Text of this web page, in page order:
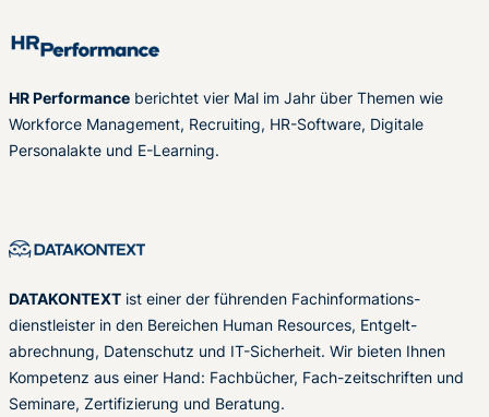
HR Performance berichtet vier Mal im Jahr über Themen wie
Workforce Management, Recruiting, HR-Software, Digitale
Personalakte und E-Learning.
DATAKONTEXT ist einer der führenden Fachinformations-
dienstleister in den Bereichen Human Resources, Entgelt-
abrechnung, Datenschutz und IT-Sicherheit. Wir bieten Ihnen
Kompetenz aus einer Hand: Fachbücher, Fach-zeitschriften und
Seminare, Zertifizierung und Beratung.